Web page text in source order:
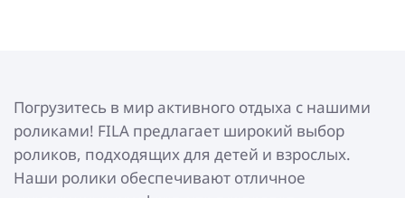
Погрузитесь в мир активного отдыха с нашими
роликами! FILA предлагает широкий выбор
роликов, подходящих для детей и взрослых.
Наши ролики обеспечивают отличное